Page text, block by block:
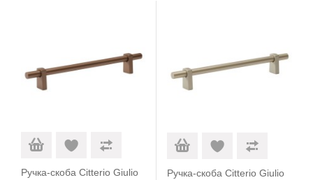
Ручка-скоба Citterio Giulio
Ручка-скоба Citterio Giulio